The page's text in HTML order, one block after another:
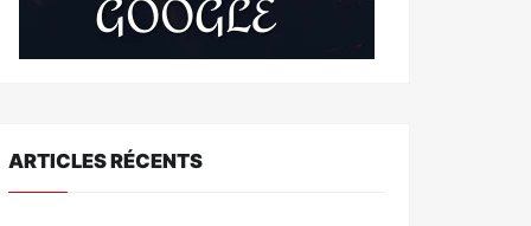
ARTICLES RÉCENTS